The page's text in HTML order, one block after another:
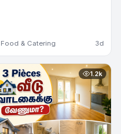
Food & Catering 3d
1.2k